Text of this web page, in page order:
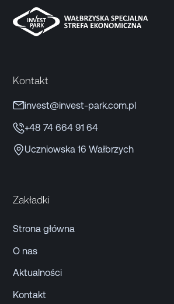
Kontakt
invest@invest-park.com.pl
+48 74 664 91 64
Uczniowska 16 Wałbrzych
Zakładki
Strona główna
O nas
Aktualności
Kontakt